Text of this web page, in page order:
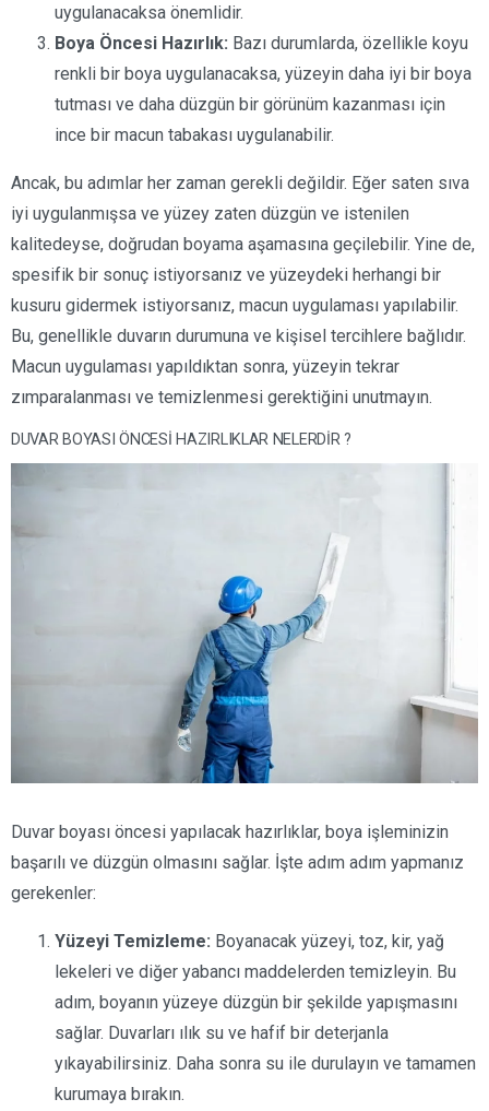
uygulanacaksa önemlidir.
Boya Öncesi Hazırlık: Bazı durumlarda, özellikle koyu
renkli bir boya uygulanacaksa, yüzeyin daha iyi bir boya
tutması ve daha düzgün bir görünüm kazanması için
ince bir macun tabakası uygulanabilir.
Ancak, bu adımlar her zaman gerekli değildir. Eğer saten sıva
iyi uygulanmışsa ve yüzey zaten düzgün ve istenilen
kalitedeyse, doğrudan boyama aşamasına geçilebilir. Yine de,
spesifik bir sonuç istiyorsanız ve yüzeydeki herhangi bir
kusuru gidermek istiyorsanız, macun uygulaması yapılabilir.
Bu, genellikle duvarın durumuna ve kişisel tercihlere bağlıdır.
Macun uygulaması yapıldıktan sonra, yüzeyin tekrar
zımparalanması ve temizlenmesi gerektiğini unutmayın.
DUVAR BOYASI ÖNCESİ HAZIRLIKLAR NELERDİR ?
Duvar boyası öncesi yapılacak hazırlıklar, boya işleminizin
başarılı ve düzgün olmasını sağlar. İşte adım adım yapmanız
gerekenler:
Yüzeyi Temizleme: Boyanacak yüzeyi, toz, kir, yağ
lekeleri ve diğer yabancı maddelerden temizleyin. Bu
adım, boyanın yüzeye düzgün bir şekilde yapışmasını
sağlar. Duvarları ılık su ve hafif bir deterjanla
yıkayabilirsiniz. Daha sonra su ile durulayın ve tamamen
kurumaya bırakın.